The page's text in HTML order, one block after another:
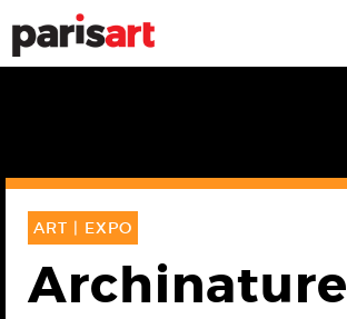
ART | EXPO
Archinature